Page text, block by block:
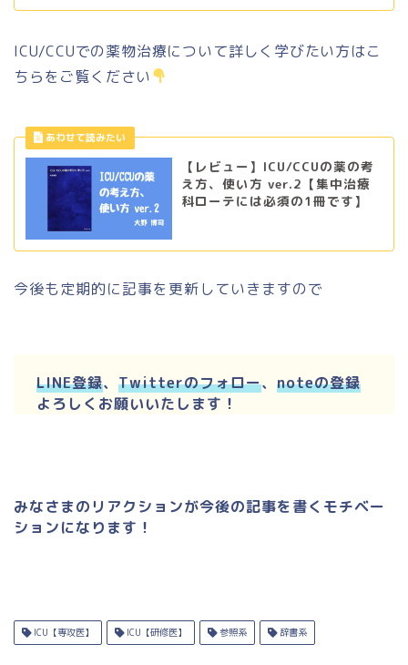
ICU/CCUでの薬物治療について詳しく学びたい方はこ
ちらをご覧ください
【レビュー】ICU/CCUの薬の考
え方、使い方 ver.2【集中治療
科ローテには必須の1冊です】
今後も定期的に記事を更新していきますので
LINE登録、 Twitterのフォロー、 noteの登録
よろしくお願いいたします！
みなさまのリアクションが今後の記事を書くモチベー
ションになります！
ICU【専攻医】 ICU【研修医】 参照系 辞書系